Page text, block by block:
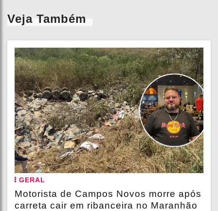
Veja Também
GERAL
Motorista de Campos Novos morre após
carreta cair em ribanceira no Maranhão